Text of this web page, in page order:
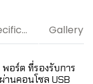
Technical Specification / Downloads Gallery
พอร์ต ที่รองรับการ
านคอนโซล USB